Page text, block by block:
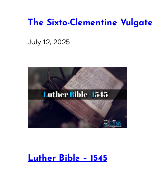
The Sixto-Clementine Vulgate
July 12, 2025
Luther Bible – 1545